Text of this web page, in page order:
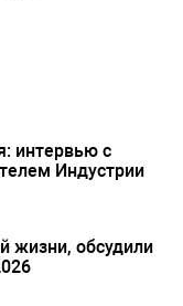
интервью с
Индустрии
жизни, обсудили